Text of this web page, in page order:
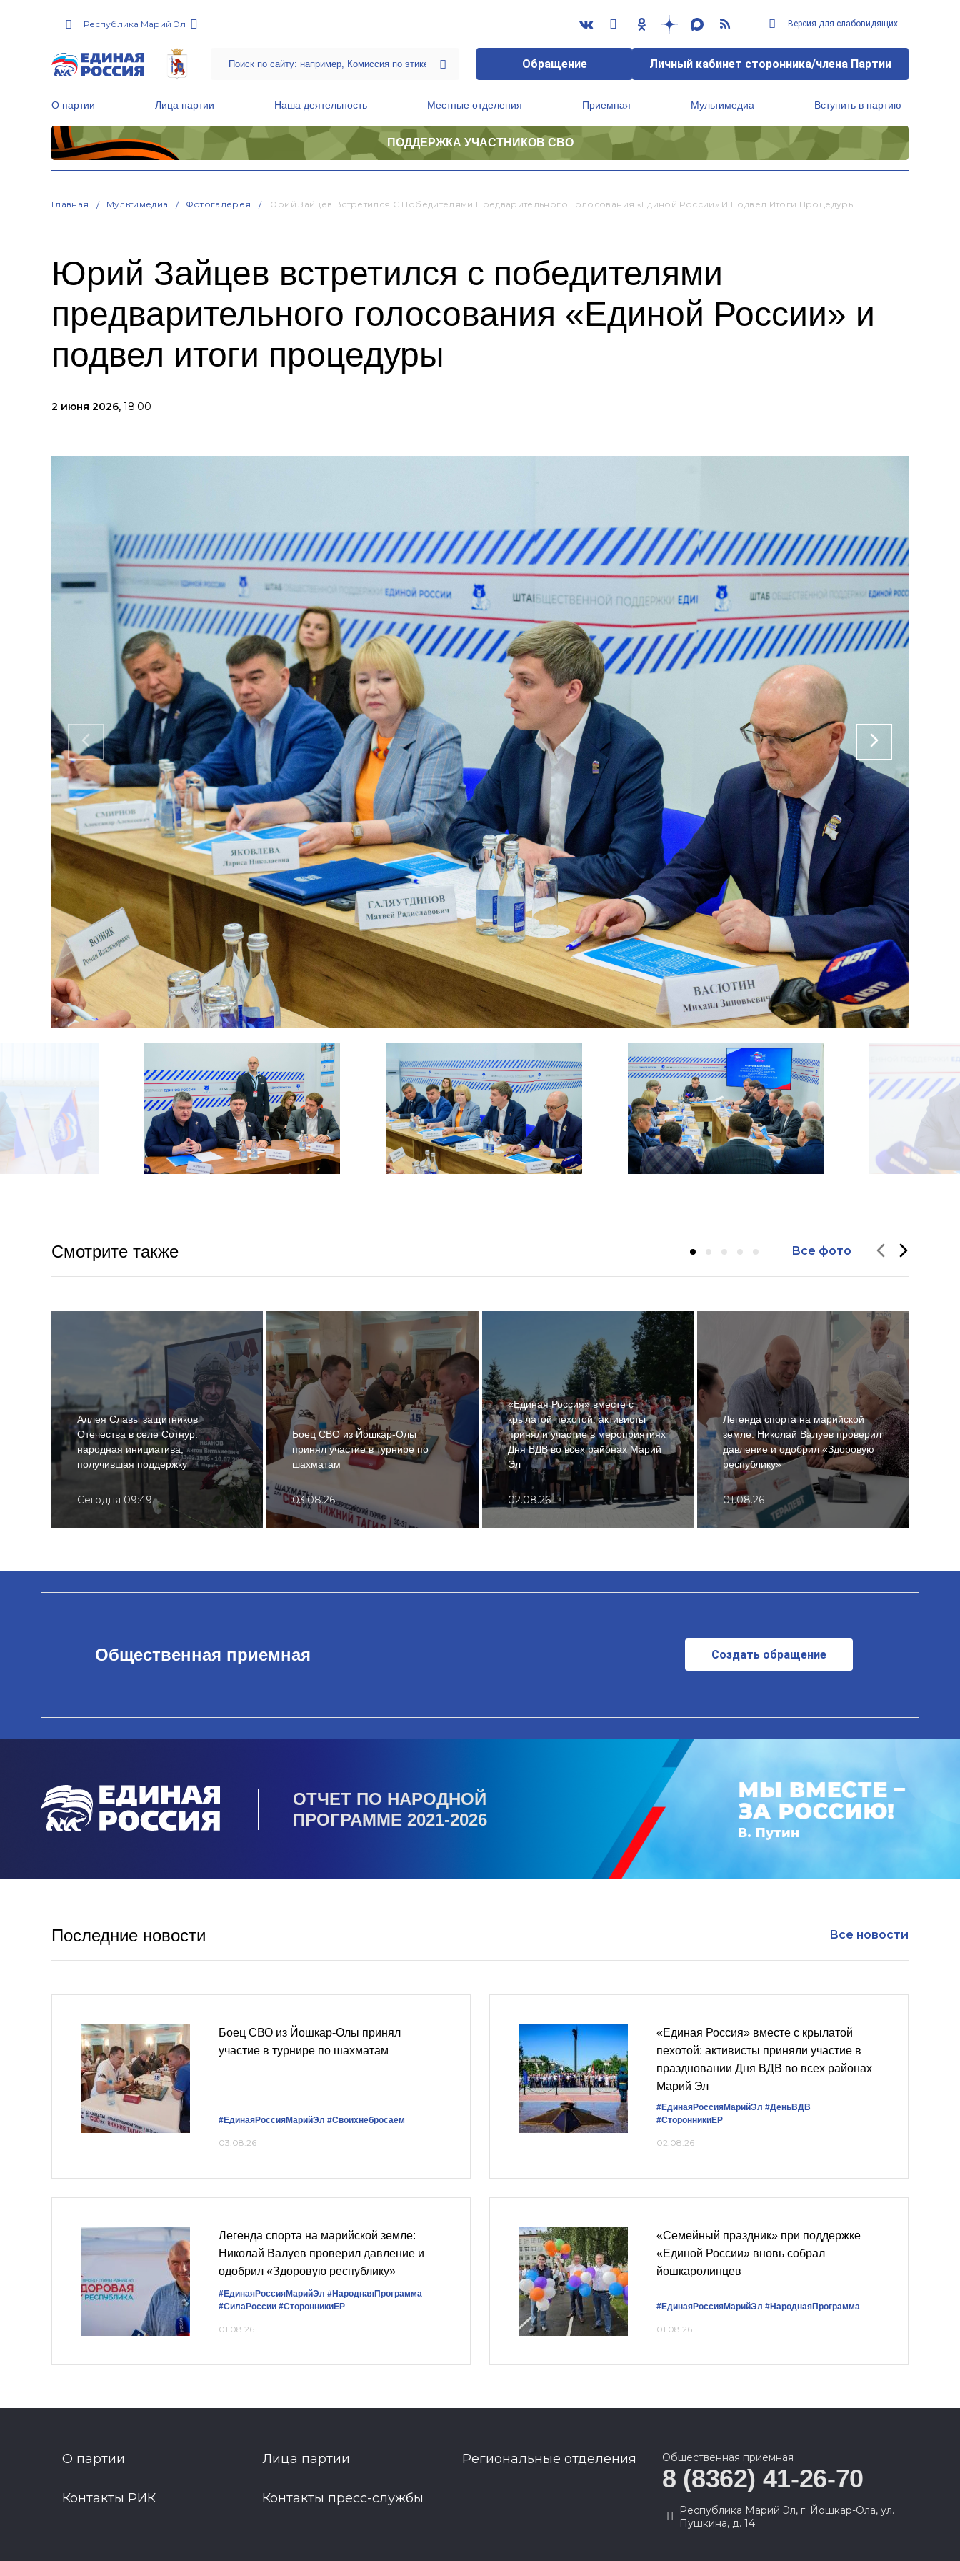
Республика Марий Эл Версия для слабовидящих
Обращение Личный кабинет сторонника/члена Партии
О партии Лица партии Наша деятельность Местные отделения Приемная Мультимедиа Вступить в партию
ПОДДЕРЖКА УЧАСТНИКОВ СВО
Главная Мультимедиа Фотогалерея Юрий Зайцев Встретился С Победителями Предварительного Голосования «Единой России» И Подвел Итоги Процедуры
Юрий Зайцев встретился с победителями
предварительного голосования «Единой России» и
подвел итоги процедуры
2 июня 2026, 18:00
Смотрите также Все фото
Аллея Славы защитников
Отечества в селе Сотнур:
народная инициатива,
получившая поддержку
Сегодня 09:49
Боец СВО из Йошкар-Олы
принял участие в турнире по
шахматам
03.08.26
«Единая Россия» вместе с
крылатой пехотой: активисты
приняли участие в мероприятиях
Дня ВДВ во всех районах Марий
Эл
02.08.26
Легенда спорта на марийской
земле: Николай Валуев проверил
давление и одобрил «Здоровую
республику»
01.08.26
Общественная приемная Создать обращение
ОТЧЕТ ПО НАРОДНОЙ
ПРОГРАММЕ 2021-2026
Последние новости Все новости
Боец СВО из Йошкар-Олы принял
участие в турнире по шахматам
#ЕдинаяРоссияМарийЭл #Своихнебросаем
03.08.26
«Единая Россия» вместе с крылатой
пехотой: активисты приняли участие в
праздновании Дня ВДВ во всех районах
Марий Эл
#ЕдинаяРоссияМарийЭл #ДеньВДВ
#СторонникиЕР
02.08.26
Легенда спорта на марийской земле:
Николай Валуев проверил давление и
одобрил «Здоровую республику»
#ЕдинаяРоссияМарийЭл #НароднаяПрограмма
#СилаРоссии #СторонникиЕР
01.08.26
«Семейный праздник» при поддержке
«Единой России» вновь собрал
йошкаролинцев
#ЕдинаяРоссияМарийЭл #НароднаяПрограмма
01.08.26
О партии Лица партии Региональные отделения
Контакты РИК Контакты пресс-службы
Общественная приемная
8 (8362) 41-26-70
Республика Марий Эл, г. Йошкар-Ола, ул.
Пушкина, д. 14